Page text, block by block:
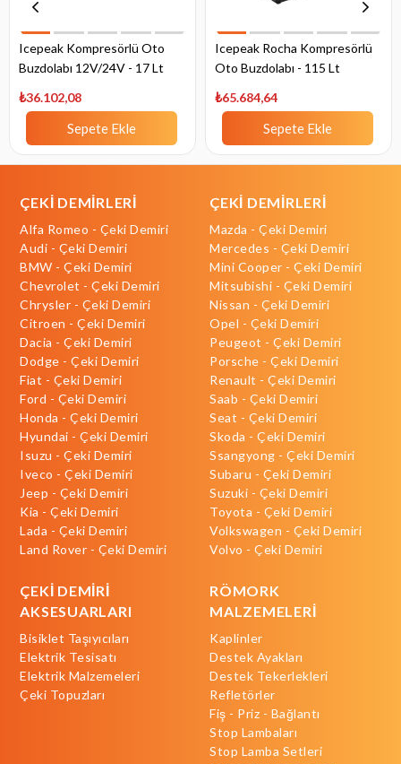
Icepeak Kompresörlü Oto
Buzdolabı 12V/24V - 17 Lt
₺36.102,08
Sepete Ekle
Icepeak Rocha Kompresörlü
Oto Buzdolabı - 115 Lt
₺65.684,64
Sepete Ekle
ÇEKİ DEMİRLERİ
Alfa Romeo - Çeki Demiri
Audi - Çeki Demiri
BMW - Çeki Demiri
Chevrolet - Çeki Demiri
Chrysler - Çeki Demiri
Citroen - Çeki Demiri
Dacia - Çeki Demiri
Dodge - Çeki Demiri
Fiat - Çeki Demiri
Ford - Çeki Demiri
Honda - Çeki Demiri
Hyundai - Çeki Demiri
Isuzu - Çeki Demiri
Iveco - Çeki Demiri
Jeep - Çeki Demiri
Kia - Çeki Demiri
Lada - Çeki Demiri
Land Rover - Çeki Demiri
ÇEKİ DEMİRLERİ
Mazda - Çeki Demiri
Mercedes - Çeki Demiri
Mini Cooper - Çeki Demiri
Mitsubishi - Çeki Demiri
Nissan - Çeki Demiri
Opel - Çeki Demiri
Peugeot - Çeki Demiri
Porsche - Çeki Demiri
Renault - Çeki Demiri
Saab - Çeki Demiri
Seat - Çeki Demiri
Skoda - Çeki Demiri
Ssangyong - Çeki Demiri
Subaru - Çeki Demiri
Suzuki - Çeki Demiri
Toyota - Çeki Demiri
Volkswagen - Çeki Demiri
Volvo - Çeki Demiri
ÇEKİ DEMİRİ
AKSESUARLARI
Bisiklet Taşıyıcıları
Elektrik Tesisatı
Elektrik Malzemeleri
Çeki Topuzları
RÖMORK
MALZEMELERİ
Kaplinler
Destek Ayakları
Destek Tekerlekleri
Refletörler
Fiş - Priz - Bağlantı
Stop Lambaları
Stop Lamba Setleri